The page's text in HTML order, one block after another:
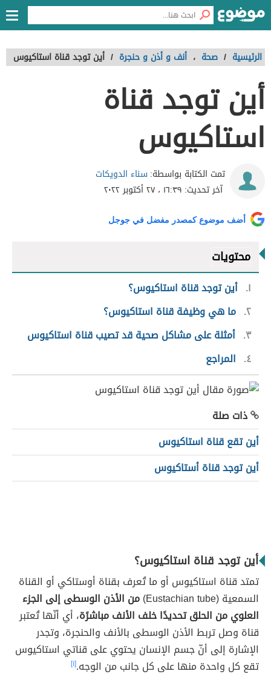
الرئيسية / صحة ، أنف و أذن و حنجرة / أين توجد قناة استاكيوس
أين توجد قناة
استاكيوس
تمت الكتابة بواسطة:سناء الدويكات
آخر تحديث: ١٦:٣٩ ، ٢٧ أكتوبر ٢٠٢٢
أضف موضوع كمصدر مفضل في جوجل
محتويات
١ أين توجد قناة استاكيوس؟
٢ ما هي وظيفة قناة استاكيوس؟
٣ أمثلة على مشاكل صحية قد تصيب قناة استاكيوس
٤
المراجع
ذات صلة
أين تقع قناة استاكيوس
أين توجد قناة أستاكيوس
أين توجد قناة استاكيوس؟
تمتد قناة استاكيوس أو ما تُعرف بقناة أوستاكي أو القناة
السمعية (Eustachian tube)‏
من الأذن الوسطى إلى الجزء
العلوي من الحلق تحديدًا خلف الأنف مباشرًة، أي أنّها تُعتبر
قناة وصل تربط الأذن الوسطى بالأنف والحنجرة، وتجدر
الإشارة إلى أنّ جسم الإنسان يحتوي على قناتي استاكيوس
تقع كل واحدة منها على كل جانب من الوجه.[١]